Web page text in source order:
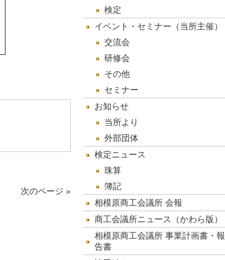
次のページ »
検定
イベント・セミナー（当所主催）
交流会
研修会
その他
セミナー
お知らせ
当所より
外部団体
検定ニュース
珠算
簿記
相模原商工会議所 会報
商工会議所ニュース（かわら版）
相模原商工会議所 事業計画書・報
告書